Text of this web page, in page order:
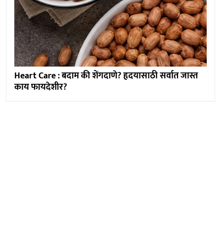
Heart Care : बदाम की शेंगदाणे? हृदयासाठी सर्वात जास्त
काय फायदेशीर?